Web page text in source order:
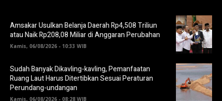
Amsakar Usulkan Belanja Daerah Rp4,508 Triliun
atau Naik Rp208,08 Miliar di Anggaran Perubahan
Kamis, 06/08/2026 - 10:33 WIB
Sudah Banyak Dikavling-kavling, Pemanfaatan
Ruang Laut Harus Ditertibkan Sesuai Peraturan
Perundang-undangan
Kamis, 06/08/2026 - 08:28 WIB